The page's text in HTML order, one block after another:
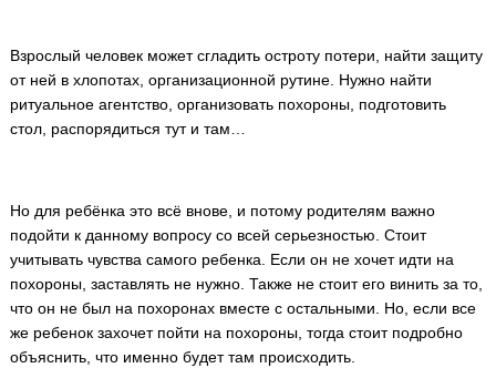
Взрослый человек может сгладить остроту потери, найти защиту
от ней в хлопотах, организационной рутине. Нужно найти
ритуальное агентство, организовать похороны, подготовить
стол, распорядиться тут и там…
Но для ребёнка это всё внове, и потому родителям важно
подойти к данному вопросу со всей серьезностью. Стоит
учитывать чувства самого ребенка. Если он не хочет идти на
похороны, заставлять не нужно. Также не стоит его винить за то,
что он не был на похоронах вместе с остальными. Но, если все
же ребенок захочет пойти на похороны, тогда стоит подробно
объяснить, что именно будет там происходить.